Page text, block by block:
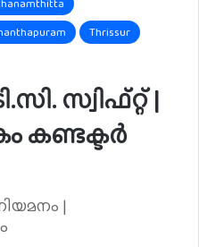
Thrissur
സ്വിഫ്റ്റ് |
കണ്ടക്ടർ
|